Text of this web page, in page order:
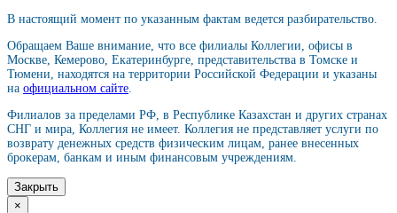
В настоящий момент по указанным фактам ведется разбирательство.
Обращаем Ваше внимание, что все филиалы Коллегии, офисы в
Москве, Кемерово, Екатеринбурге, представительства в Томске и
Тюмени, находятся на территории Российской Федерации и указаны
на официальном сайте
Филиалов за пределами РФ, в Республике Казахстан и других странах
СНГ и мира, Коллегия не имеет. Коллегия не представляет услуги по
возврату денежных средств физическим лицам, ранее внесенных
брокерам, банкам и иным финансовым учреждениям.
Закрыть
×